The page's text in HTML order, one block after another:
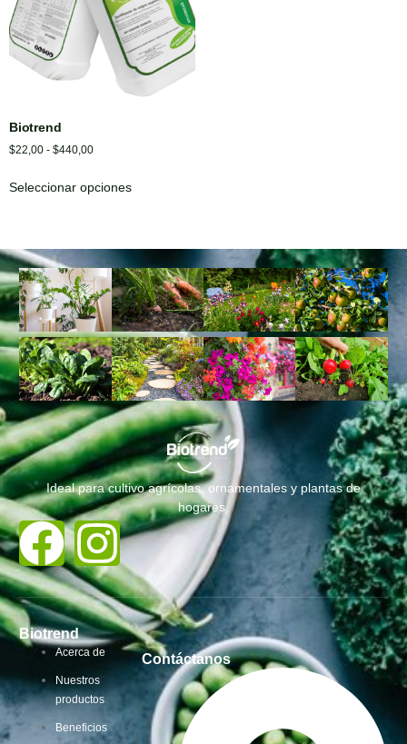
Biotrend
$22,00 - $440,00
Seleccionar opciones
Ideal para cultivo agrícolas, ornamentales y plantas de
hogares,
Biotrend
Acerca de
Nuestros
productos
Beneficios
Contáctanos